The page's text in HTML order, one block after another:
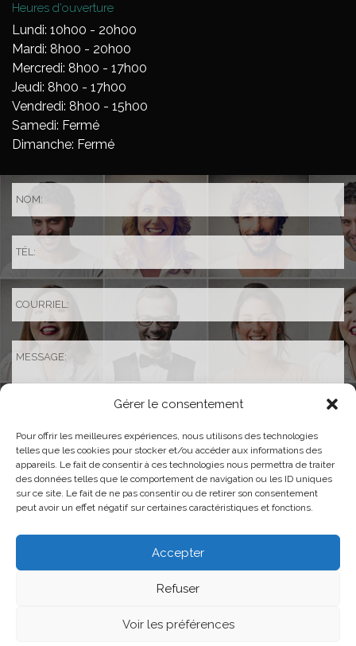
Gérer le consentement
Pour offrir les meilleures expériences, nous utilisons des technologies
telles que les cookies pour stocker et/ou accéder aux informations des
appareils. Le fait de consentir à ces technologies nous permettra de traiter
des données telles que le comportement de navigation ou les ID uniques
sur ce site. Le fait de ne pas consentir ou de retirer son consentement
peut avoir un effet négatif sur certaines caractéristiques et fonctions.
Accepter
Refuser
Voir les préférences
Heures d'ouverture
Lundi: 10h00 - 20h00
Mardi: 8h00 - 20h00
Mercredi: 8h00 - 17h00
Jeudi: 8h00 - 17h00
Vendredi: 8h00 - 15h00
Samedi: Fermé
Dimanche: Fermé
Ce site est protégé par reCAPTCHA. Les règles de confidentialité
conditions d’utilisation